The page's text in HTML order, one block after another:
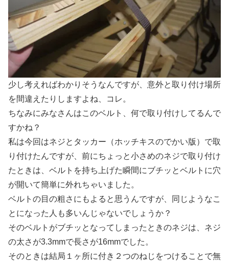
少し考えればわかりそうなんですが、意外と取り付け場所
を間違えたりしますよね、コレ。
ちなみにみなさんはこのベルト、何で取り付けしてるんで
すかね？
私は今回はネジとタッカー（ホッチキスのでかい版）で取
り付けたんですが、前にちょっと小さめのネジで取り付け
たときは、ベルトを持ち上げた瞬間にブチッとベルトに穴
が開いて簡単に外れちゃいました。
ベルトの目の粗さにもよると思うんですが、同じようなこ
とになった人も多いんじゃないでしょうか？
そのベルトがブチッとなってしまったときのネジは、ネジ
の太さが3.3mmで長さが16mmでした。
そのときは結局１ヶ所に付き２つのねじをつけることで無